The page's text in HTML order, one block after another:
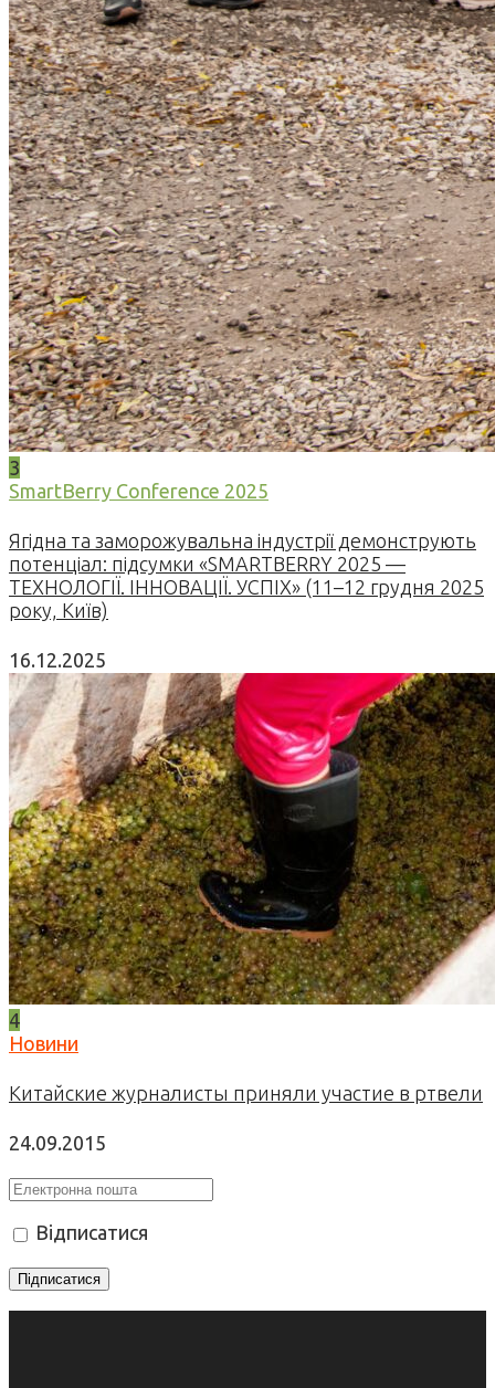
3
SmartBerry Conference 2025
Ягідна та заморожувальна індустрії демонструють
потенціал: підсумки «SMARTBERRY 2025 —
ТЕХНОЛОГІЇ. ІННОВАЦІЇ. УСПІХ» (11–12 грудня 2025
року, Київ)
16.12.2025
4
Новини
Китайские журналисты приняли участие в ртвели
24.09.2015
Відписатися